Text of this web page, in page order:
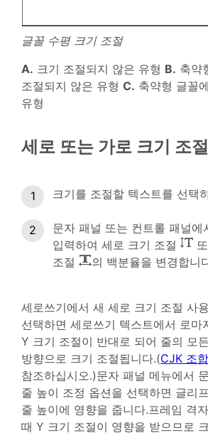
글꼴 수평 크기 조절
A. 크기 조절되지 않은 유형 B. 축약
조절되지 않은 유형 C. 축약형 글꼴
유형
세로 또는 가로 크기 조절
크기를 조절할 텍스트를 선택
문자 패널 또는 컨트롤 패널에
입력하여 세로 크기 조절
조절
의 백분율을 변경합니
세로쓰기에서 새 세로 크기 조절 사
선택하면 세로쓰기 텍스트에서 로마
Y 크기 조절이 반대로 되어 줄의 모
방향으로 크기 조절됩니다.(CJK 조
참조하십시오.)문자 패널 메뉴에서
줄 높이 조정 옵션을 선택하면 글리
줄 높이에 영향을 줍니다.프레임 격
때 Y 크기 조절이 영향을 받으므로